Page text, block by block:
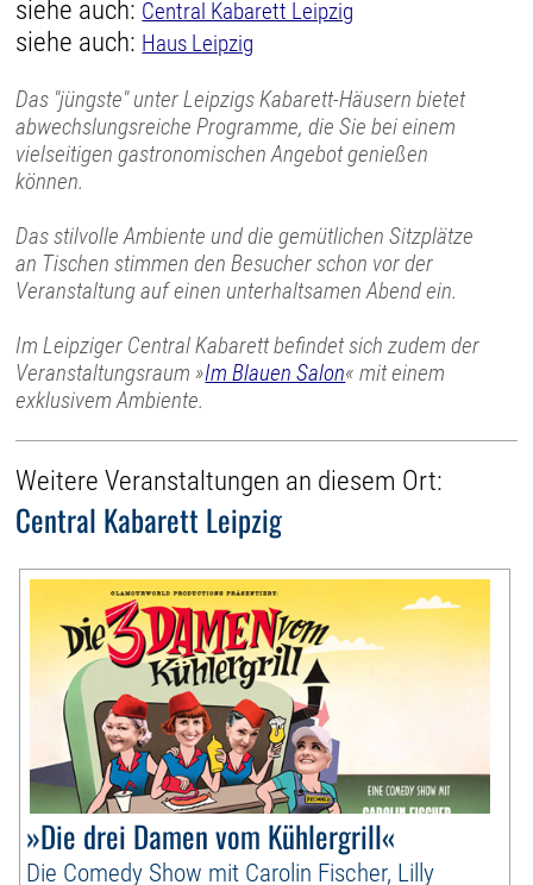
siehe auch: Central Kabarett Leipzig
siehe auch: Haus Leipzig
Das "jüngste" unter Leipzigs Kabarett-Häusern bietet
abwechslungsreiche Programme, die Sie bei einem
vielseitigen gastronomischen Angebot genießen
können.
Das stilvolle Ambiente und die gemütlichen Sitzplätze
an Tischen stimmen den Besucher schon vor der
Veranstaltung auf einen unterhaltsamen Abend ein.
Im Leipziger Central Kabarett befindet sich zudem der
Veranstaltungsraum »Im Blauen Salon« mit einem
exklusivem Ambiente.
Weitere Veranstaltungen an diesem Ort:
Central Kabarett Leipzig
»Die drei Damen vom Kühlergrill«
Die Comedy Show mit Carolin Fischer, Lilly